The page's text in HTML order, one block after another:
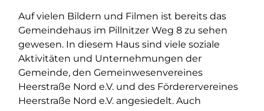
Auf vielen Bildern und Filmen ist bereits das
Gemeindehaus im Pillnitzer Weg 8 zu sehen
gewesen. In diesem Haus sind viele soziale
Aktivitäten und Unternehmungen der
Gemeinde, den Gemeinwesenvereines
Heerstraße Nord e.V. und des Förderervereines
Heerstraße Nord e.V. angesiedelt. Auch